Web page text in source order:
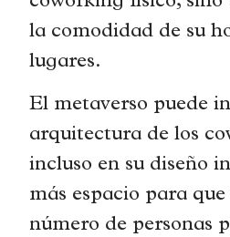
la comodidad de su
lugares.
El metaverso puede
arquitectura de los
incluso en su diseño
más espacio para
número de personas